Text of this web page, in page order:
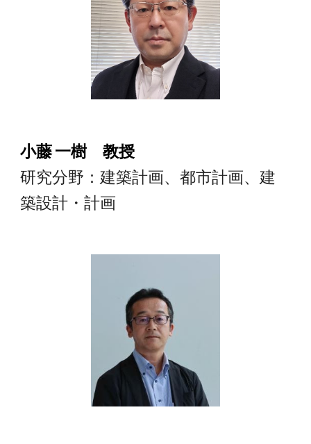
小藤 一樹 教授
研究分野：建築計画、都市計画、建
築設計・計画